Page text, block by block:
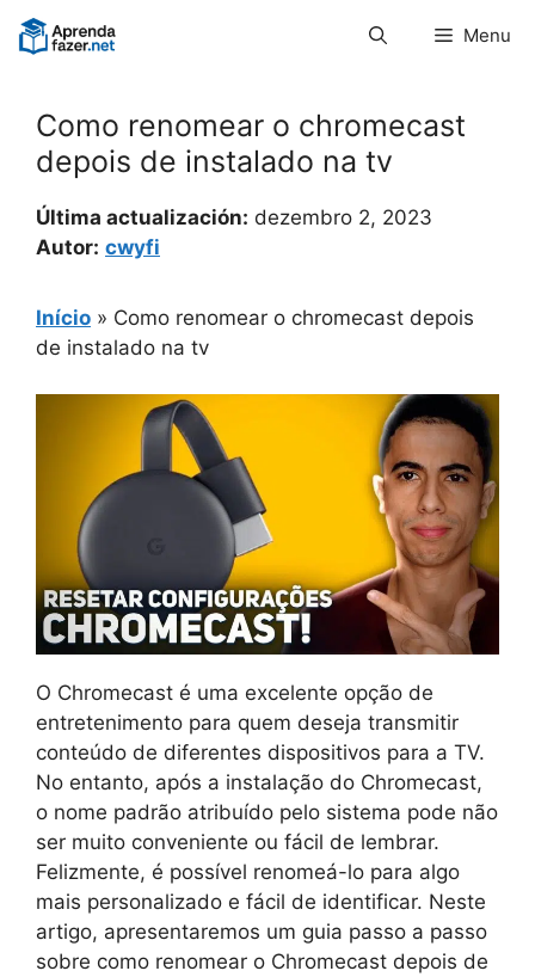
Pular
para
Menu
Como renomear o chromecast
depois de instalado na tv
Última actualización: dezembro 2, 2023
Autor: cwyfi
Início » Como renomear o chromecast depois
de instalado na tv
O Chromecast é uma excelente opção de
entretenimento para quem deseja transmitir
conteúdo de diferentes dispositivos para a TV.
No entanto, após a instalação do Chromecast,
o nome padrão atribuído pelo sistema pode não
ser muito conveniente ou fácil de lembrar.
Felizmente, é possível renomeá-lo para algo
mais personalizado e fácil de identificar. Neste
artigo, apresentaremos um guia passo a passo
sobre como renomear o Chromecast depois de